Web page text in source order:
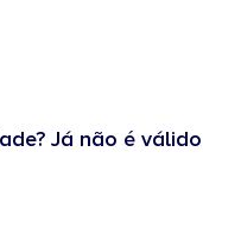
Já não é válido